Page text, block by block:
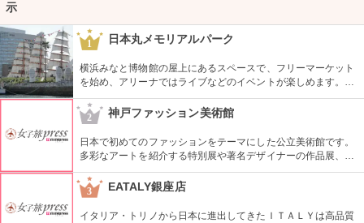
示
1 日本丸メモリアルパーク
横浜みなと博物館の屋上にあるスペースで、フリーマーケット
を始め、アリーナではライブなどのイベントが楽しめます。も
ともとは船の修繕用に建設されたドックで今では国の重要文化
財に指定されています。
2 神戸ファッション美術館
日本で初めてのファッションをテーマにした公立美術館です。
多彩なアートを紹介する特別展や著名デザイナーの作品展、ラ
イブラリーなど見どころ充実。日ごろからファッションが好き
な方、ファッション業界の方、ファッションを学ぶ方、必見で
す。
3 EATALY銀座店
イタリア・トリノから日本に進出してきたＩＴＡＬＹは高品質